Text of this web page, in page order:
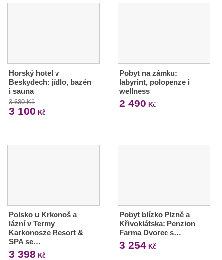
Horský hotel v
Beskydech: jídlo, bazén
i sauna
3 680 Kč
3 100 Kč
Pobyt na zámku:
labyrint, polopenze i
wellness
2 490 Kč
Polsko u Krkonoš a
lázní v Termy
Karkonosze Resort &
SPA se…
3 398 Kč
Pobyt blízko Plzně a
Křivoklátska: Penzion
Farma Dvorec s…
3 254Kč